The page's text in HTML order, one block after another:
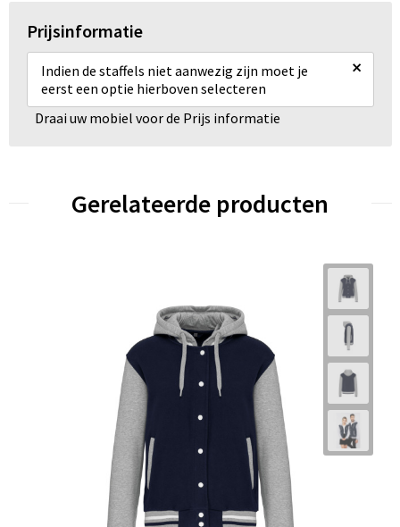
Prijsinformatie
Indien de staffels niet aanwezig zijn moet je
eerst een optie hierboven selecteren
×
Draai uw mobiel voor de Prijs informatie
Gerelateerde producten